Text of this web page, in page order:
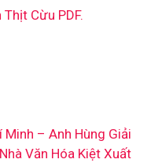
Cừu PDF.
Minh – Anh Hùng Giải
Văn Hóa Kiệt Xuất